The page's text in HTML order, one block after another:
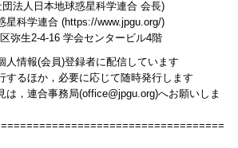
法人日本地球惑星科学連合 会長)
星科学連合 (https://www.jpgu.org/)
弥生2-4-16 学会センタービル4階
人情報(会員)登録者に配信しています
するほか，必要に応じて随時発行します
は，連合事務局(office@jpgu.org)へお願いしま